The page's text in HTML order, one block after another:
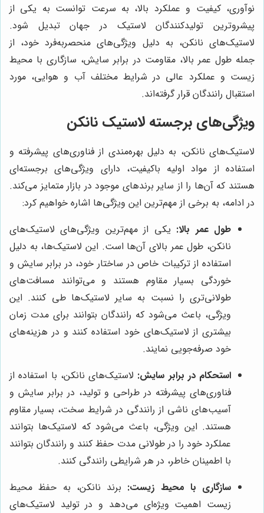
نوآوری، کیفیت و عملکرد بالا، به سرعت توانست به یکی از
پیشروترین تولیدکنندگان لاستیک در جهان تبدیل شود.
لاستیک‌های نانکن، به دلیل ویژگی‌های منحصربه‌فرد خود، از
جمله طول عمر بالا، مقاومت در برابر سایش، سازگاری با محیط
زیست و عملکرد عالی در شرایط مختلف آب و هوایی، مورد
استقبال رانندگان قرار گرفته‌اند.
ویژگی‌های برجسته لاستیک نانکن
لاستیک‌های نانکن، به دلیل بهره‌مندی از فناوری‌های پیشرفته و
استفاده از مواد اولیه باکیفیت، دارای ویژگی‌های برجسته‌ای
هستند که آن‌ها را از سایر برندهای موجود در بازار متمایز می‌کند.
در ادامه، به برخی از مهم‌ترین این ویژگی‌ها اشاره خواهیم کرد:
طول عمر بالا: یکی از مهم‌ترین ویژگی‌های لاستیک‌های
نانکن، طول عمر بالای آن‌ها است. این لاستیک‌ها، به دلیل
استفاده از ترکیبات خاص در ساختار خود، در برابر سایش و
خوردگی بسیار مقاوم هستند و می‌توانند مسافت‌های
طولانی‌تری را نسبت به سایر لاستیک‌ها طی کنند. این
ویژگی، باعث می‌شود که رانندگان بتوانند برای مدت زمان
بیشتری از لاستیک‌های خود استفاده کنند و در هزینه‌های
خود صرفه‌جویی نمایند.
استحکام در برابر سایش: لاستیک‌های نانکن، با استفاده از
فناوری‌های پیشرفته در طراحی و تولید، در برابر سایش و
آسیب‌های ناشی از رانندگی در شرایط سخت، بسیار مقاوم
هستند. این ویژگی، باعث می‌شود که لاستیک‌ها بتوانند
عملکرد خود را در طولانی مدت حفظ کنند و رانندگان بتوانند
با اطمینان خاطر، در هر شرایطی رانندگی کنند.
سازگاری با محیط زیست: برند نانکن، به حفظ محیط
زیست اهمیت ویژه‌ای می‌دهد و در تولید لاستیک‌های